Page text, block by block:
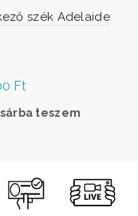
több variációja van. A
szék Adelaide
Ft
teszem